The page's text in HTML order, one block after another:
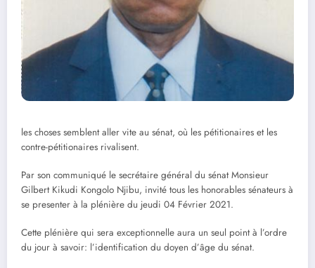
les choses semblent aller vite au sénat, où les pétitionaires et les
contre-pétitionaires rivalisent.
Par son communiqué le secrétaire général du sénat Monsieur
Gilbert Kikudi Kongolo Njibu, invité tous les honorables sénateurs à
se presenter à la plénière du jeudi 04 Février 2021.
Cette plénière qui sera exceptionnelle aura un seul point à l’ordre
du jour à savoir: l’identification du doyen d’âge du sénat.